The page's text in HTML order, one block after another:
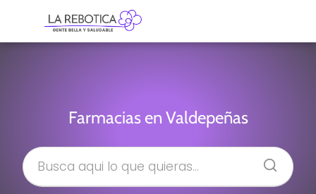
Farmacias en Valdepeñas